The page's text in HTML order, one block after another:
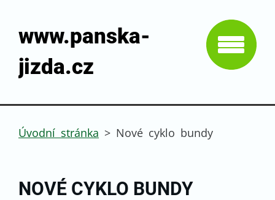
www.panska-
jizda.cz
Úvodní stránka > Nové cyklo bundy
NOVÉ CYKLO BUNDY